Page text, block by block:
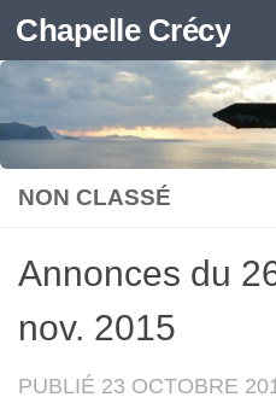
Skip to content
Chapelle Crécy
NON CLASSÉ
Annonces du
nov. 2015
PUBLIÉ 23 OCTOBRE